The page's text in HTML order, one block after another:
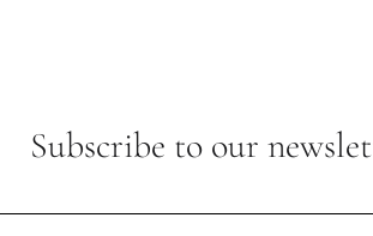
Subscribe to our